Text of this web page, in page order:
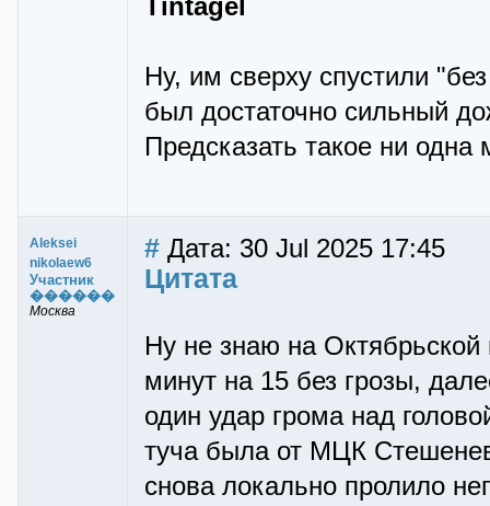
Tintagel
Ну, им сверху спустили
был достаточно сильный
Предсказать такое ни одна
Aleksei
nikolaew6
Участник
������
Москва
# Дата: 30 Jul 2025 17:45
Цитата
Ну не знаю на
минут на 15 без грозы,
один удар грома над
туча была от МЦК
снова локально пролило